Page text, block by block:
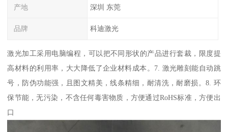
产地 深圳 东莞
品牌 科迪激光
激光加工采用电脑编程，可以把不同形状的产品进行套裁，限度提
高材料的利用率，大大降低了企业材料成本。7. 激光雕刻能自动跳
号，防伪功能强，且图文精美，线条精细，耐清洗，耐磨损。8. 环
保节能，无污染，不含任何毒害物质，方便通过RoHS标准，方便出
口